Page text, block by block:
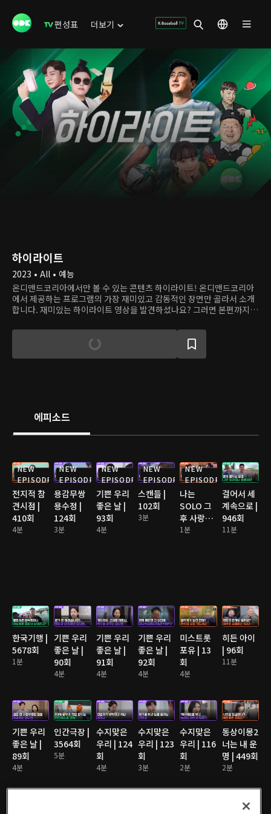
편성표 더보기
하이라이트
2023 • All • 예능
온디맨드코리아에서만 볼 수 있는 콘텐츠 하이라이트! 온디맨드코리아
에서 제공하는 프로그램의 가장 재미있고 감동적인 장면만 골라서 소개
합니다. 재미있는 하이라이트 영상을 발견하셨나요? 그러면 본편까지
에피소드
NEW
EPISODE
전지적 참
견시점 |
410회
4분
NEW
EPISODE
용감무쌍
용수정 |
124회
3분
NEW
EPISODE
기쁜 우리
좋은 날 |
93회
4분
NEW
EPISODE
스캔들 |
102회
3분
NEW
EPISODE
나는
SOLO 그
후 사랑은
계속된다
1분
걸어서 세
계속으로 |
946회
11분
한국기행 |
5678회
1분
기쁜 우리
좋은 날 |
90회
4분
기쁜 우리
좋은 날 |
91회
4분
기쁜 우리
좋은 날 |
92회
4분
미스트롯
포유 | 13
회
4분
히든 아이
| 96회
11분
기쁜 우리
좋은 날 |
89회
4분
인간극장 |
3564회
5분
수지맞은
우리 | 124
회
4분
수지맞은
우리 | 123
회
3분
수지맞은
우리 | 116
회
2분
동상이몽2
너는 내 운
명 | 449회
2분